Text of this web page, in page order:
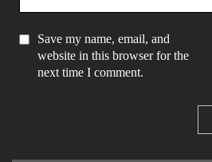
Save my name, email, and
website in this browser for the
next time I comment.